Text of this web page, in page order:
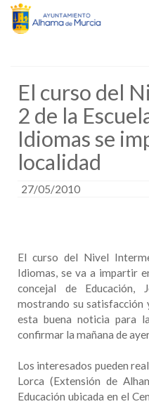
El curso del
2 de la
Idiomas se
localidad
27/05/2010
El curso del Nivel
Idiomas, se va a impartir
concejal de Educación,
mostrando su satisfacción
esta buena noticia para
confirmar la mañana de
Los interesados pueden
Lorca (Extensión de
Educación ubicada en el